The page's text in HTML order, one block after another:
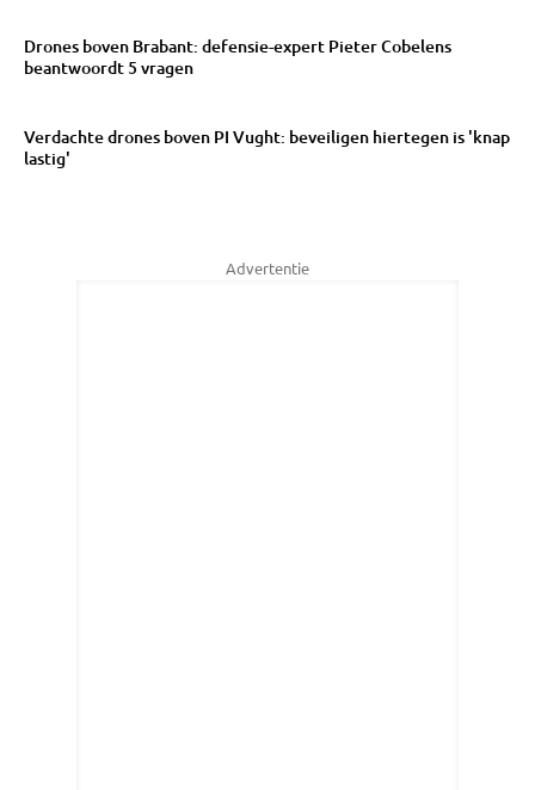
Drones boven Brabant: defensie-expert Pieter Cobelens
beantwoordt 5 vragen
Verdachte drones boven PI Vught: beveiligen hiertegen is 'knap
lastig'
Advertentie